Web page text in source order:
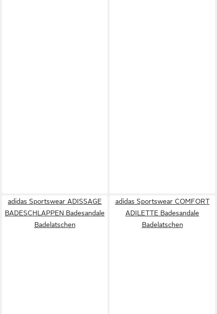
adidas Sportswear ADISSAGE
BADESCHLAPPEN Badesandale
Badelatschen
adidas Sportswear COMFORT
ADILETTE Badesandale
Badelatschen